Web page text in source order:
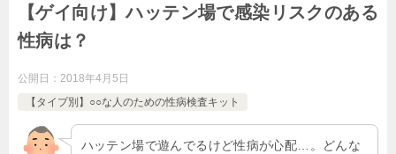
【ゲイ向け】ハッテン場で感染リスクのある
性病は？
公開日： 2018年4月5日
【タイプ別】○○な人のための性病検査キット
ハッテン場で遊んでるけど性病が心配…。どんな